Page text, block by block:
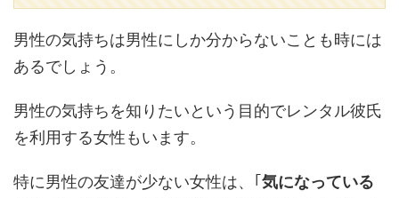
男性の気持ちは男性にしか分からないことも時には
あるでしょう。
男性の気持ちを知りたいという目的でレンタル彼氏
を利用する女性もいます。
特に男性の友達が少ない女性は、｢ 気になっている